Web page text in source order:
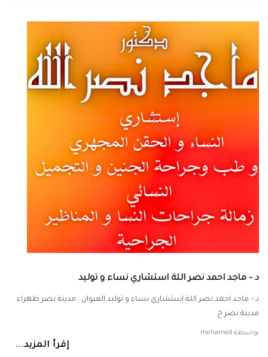
د – ماجد احمد نصر اللة استشاري نساء و توليد
د – ماجد احمد نصر اللة استشاري نساء و توليد العنوان : مدينة نصر ظهراء
مدينة نصر خ
بواسطة mohamed
إقرأ المزيد...